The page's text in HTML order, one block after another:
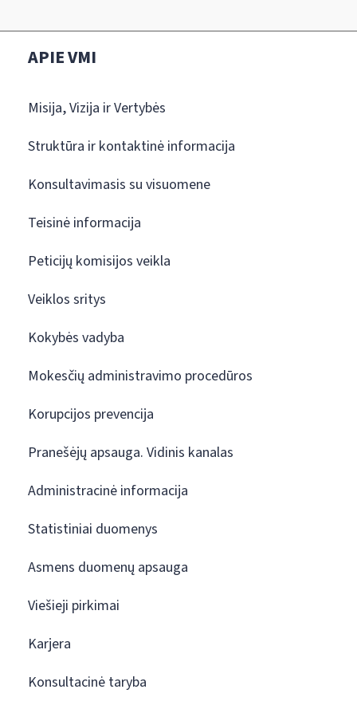
APIE VMI
Misija, Vizija ir Vertybės
Struktūra ir kontaktinė informacija
Konsultavimasis su visuomene
Teisinė informacija
Peticijų komisijos veikla
Veiklos sritys
Kokybės vadyba
Mokesčių administravimo procedūros
Korupcijos prevencija
Pranešėjų apsauga. Vidinis kanalas
Administracinė informacija
Statistiniai duomenys
Asmens duomenų apsauga
Viešieji pirkimai
Karjera
Konsultacinė taryba